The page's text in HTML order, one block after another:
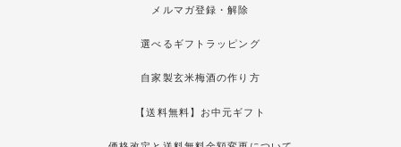
メルマガ登録・解除
選べるギフトラッピング
自家製玄米梅酒の作り方
【送料無料】お中元ギフト